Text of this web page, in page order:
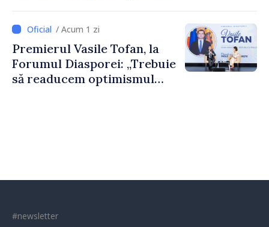
dumneavoastră pentru a
construi comunități mai
puternice”
/ Acum 1 zi
Premierul Vasile Tofan, la
Forumul Diasporei: „Trebuie
să readucem optimismul
#newsletter